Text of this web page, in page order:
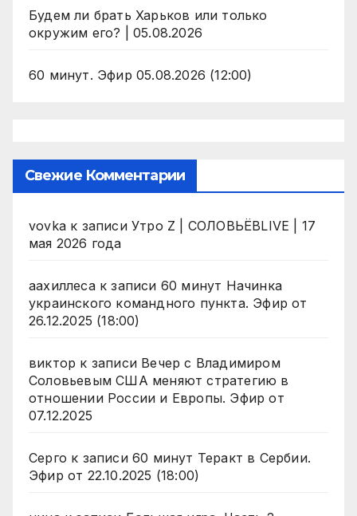
Будем ли брать Харьков или только
окружим его? | 05.08.2026
60 минут. Эфир 05.08.2026 (12:00)
Свежие Комментарии
vovka к записи Утро Z | СОЛОВЬЁВLIVE | 17
мая 2026 года
аахиллесак записи 60 минут Начинка
украинского командного пункта. Эфир от
26.12.2025 (18:00)
виктор к записи Вечер с Владимиром
Соловьевым США меняют стратегию в
отношении России и Европы. Эфир от
07.12.2025
Серго к записи 60 минут Теракт в Сербии.
Эфир от 22.10.2025 (18:00)